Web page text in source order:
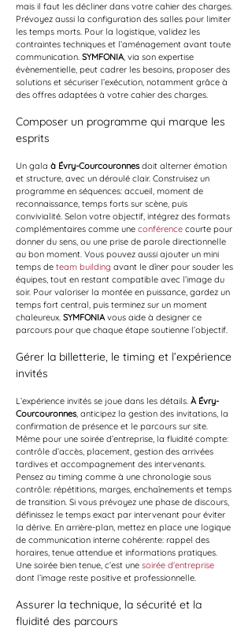
mais il faut les décliner dans votre cahier des charges.
Prévoyez aussi la configuration des salles pour limiter
les temps morts. Pour la logistique, validez les
contraintes techniques et l’aménagement avant toute
communication. SYMFONIA, via son expertise
évènementielle, peut cadrer les besoins, proposer des
solutions et sécuriser l’exécution, notamment grâce à
des offres adaptées à votre cahier des charges.
Composer un programme qui marque les
esprits
Un gala à Évry-Courcouronnes doit alterner émotion
et structure, avec un déroulé clair. Construisez un
programme en séquences: accueil, moment de
reconnaissance, temps forts sur scène, puis
convivialité. Selon votre objectif, intégrez des formats
complémentaires comme une conférence courte pour
donner du sens, ou une prise de parole directionnelle
au bon moment. Vous pouvez aussi ajouter un mini
temps de team building avant le dîner pour souder les
équipes, tout en restant compatible avec l’image du
soir. Pour valoriser la montée en puissance, gardez un
temps fort central, puis terminez sur un moment
chaleureux. SYMFONIA vous aide à designer ce
parcours pour que chaque étape soutienne l’objectif.
Gérer la billetterie, le timing et l’expérience
invités
L’expérience invités se joue dans les détails. À Évry-
Courcouronnes, anticipez la gestion des invitations, la
confirmation de présence et le parcours sur site.
Même pour une soirée d’entreprise, la fluidité compte:
contrôle d’accès, placement, gestion des arrivées
tardives et accompagnement des intervenants.
Pensez au timing comme à une chronologie sous
contrôle: répétitions, marges, enchaînements et temps
de transition. Si vous prévoyez une phase de discours,
définissez le temps exact par intervenant pour éviter
la dérive. En arrière-plan, mettez en place une logique
de communication interne cohérente: rappel des
horaires, tenue attendue et informations pratiques.
Une soirée bien tenue, c’est une soirée d'entreprise
dont l’image reste positive et professionnelle.
Assurer la technique, la sécurité et la
fluidité des parcours